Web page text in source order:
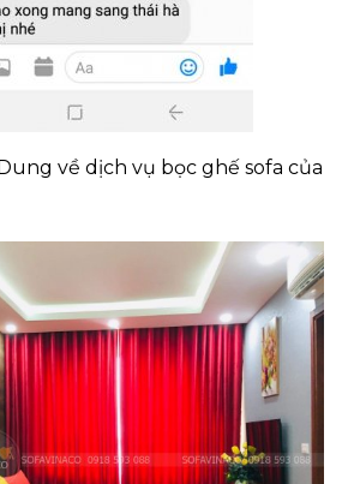
về dịch vụ bọc ghế sofa của